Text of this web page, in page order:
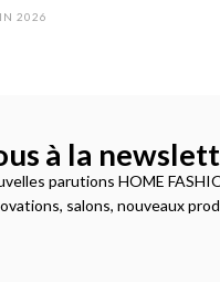
2026
à la
parutions HOME
salons, nouveaux